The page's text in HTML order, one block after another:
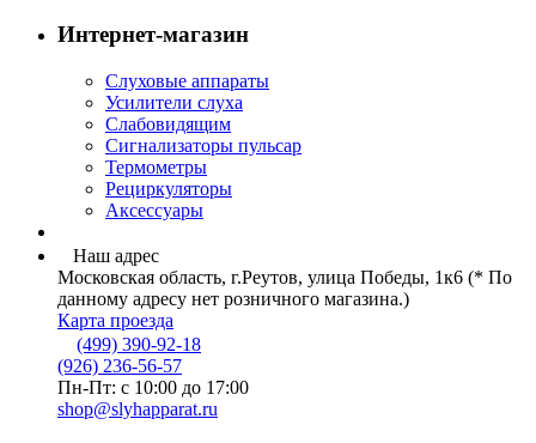
Интернет-магазин
Слуховые аппараты
Усилители слуха
Слабовидящим
Сигнализаторы пульсар
Термометры
Рециркуляторы
Аксессуары
Наш адрес
Московская область, г.Реутов, улица Победы, 1к6 (* По
данному адресу нет розничного магазина.)
Карта проезда
(499) 390-92-18
(926) 236-56-57
Пн-Пт: с 10:00 до 17:00
shop@slyhapparat.ru